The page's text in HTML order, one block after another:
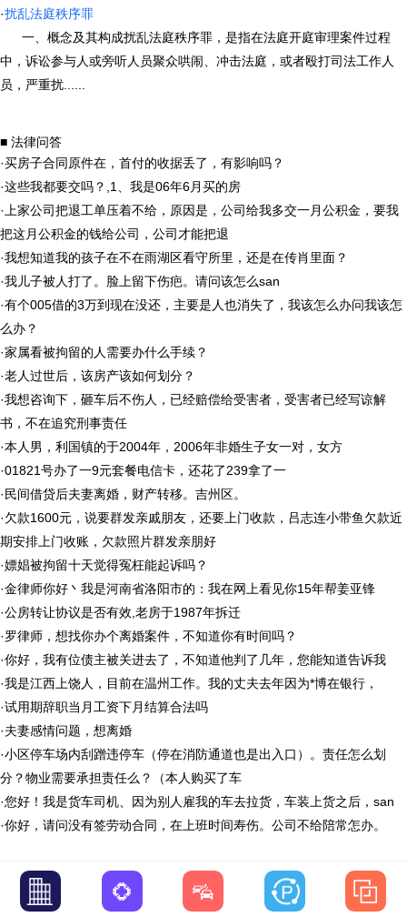
·扰乱法庭秩序罪
一、概念及其构成扰乱法庭秩序罪，是指在法庭开庭审理案件过程
中，诉讼参与人或旁听人员聚众哄闹、冲击法庭，或者殴打司法工作人
员，严重扰......
■ 法律问答
·买房子合同原件在，首付的收据丢了，有影响吗？
·这些我都要交吗？,1、我是06年6月买的房
·上家公司把退工单压着不给，原因是，公司给我多交一月公积金，要我
把这月公积金的钱给公司，公司才能把退
·我想知道我的孩子在不在雨湖区看守所里，还是在传肖里面？
·我儿子被人打了。脸上留下伤疤。请问该怎么san
·有个005借的3万到现在没还，主要是人也消失了，我该怎么办问我该怎
么办？
·家属看被拘留的人需要办什么手续？
·老人过世后，该房产该如何划分？
·我想咨询下，砸车后不伤人，已经赔偿给受害者，受害者已经写谅解
书，不在追究刑事责任
·本人男，利国镇的于2004年，2006年非婚生子女一对，女方
·01821号办了一9元套餐电信卡，还花了239拿了一
·民间借贷后夫妻离婚，财产转移。吉州区。
·欠款1600元，说要群发亲戚朋友，还要上门收款，吕志连小带鱼欠款近
期安排上门收账，欠款照片群发亲朋好
·嫖娼被拘留十天觉得冤枉能起诉吗？
·金律师你好丶我是河南省洛阳市的：我在网上看见你15年帮姜亚锋
·公房转让协议是否有效,老房于1987年拆迁
·罗律师，想找你办个离婚案件，不知道你有时间吗？
·你好，我有位债主被关进去了，不知道他判了几年，您能知道告诉我
·我是江西上饶人，目前在温州工作。我的丈夫去年因为*博在银行，
·试用期辞职当月工资下月结算合法吗
·夫妻感情问题，想离婚
·小区停车场内刮蹭违停车（停在消防通道也是出入口）。责任怎么划
分？物业需要承担责任么？（本人购买了车
·您好！我是货车司机、因为别人雇我的车去拉货，车装上货之后，san
·你好，请问没有签劳动合同，在上班时间寿伤。公司不给陪常怎办。